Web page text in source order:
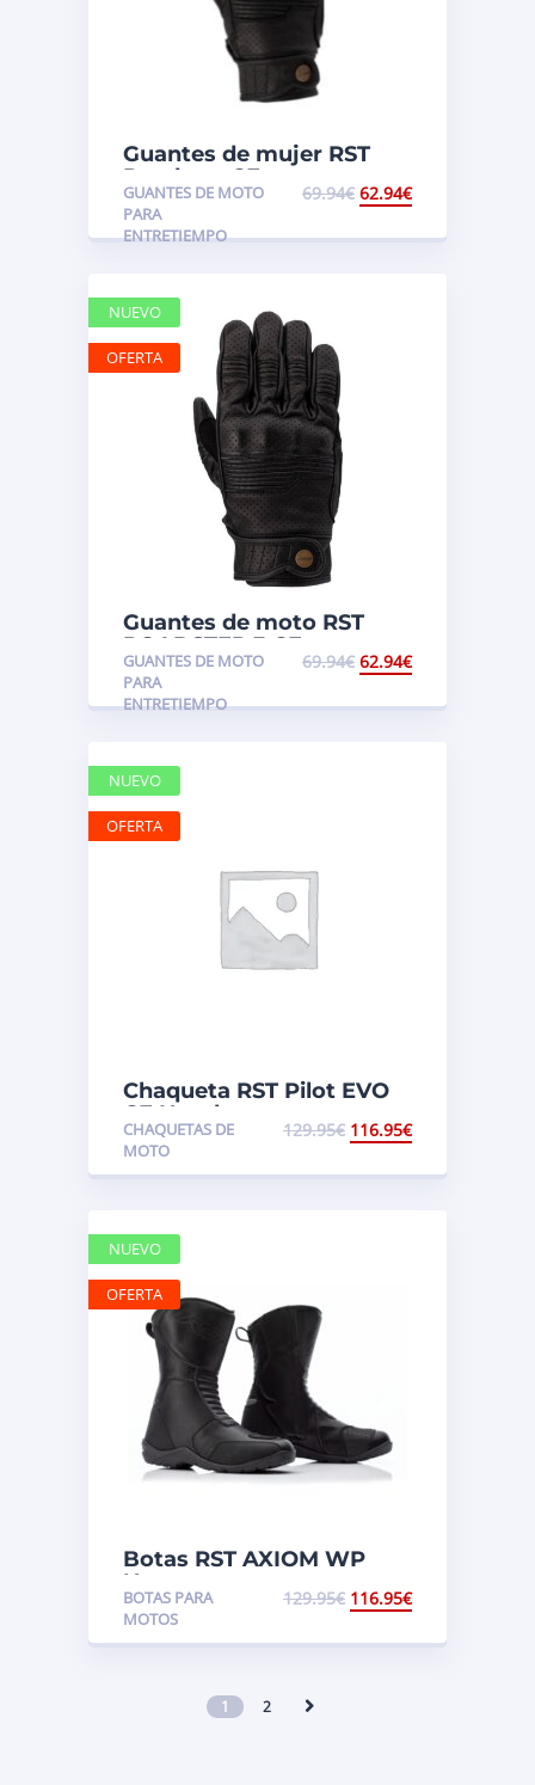
Guantes de mujer RST
Roadster CE
GUANTES DE MOTO
PARA
ENTRETIEMPO
69.94€ 62.94€
Guantes de moto RST
ROADSTER 3 CE
GUANTES DE MOTO
PARA
ENTRETIEMPO
69.94€ 62.94€
NUEVO
OFERTA
Chaqueta RST Pilot EVO
CE Hombre
CHAQUETAS DE
MOTO
129.95€ 116.95€
NUEVO
OFERTA
Botas RST AXIOM WP
Negro
BOTAS PARA
MOTOS
129.95€ 116.95€
NUEVO
OFERTA
1 2